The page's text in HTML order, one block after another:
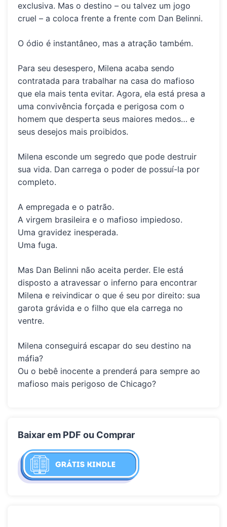
exclusiva. Mas o destino – ou talvez um jogo
cruel – a coloca frente a frente com Dan Belinni.
O ódio é instantâneo, mas a atração também.
Para seu desespero, Milena acaba sendo
contratada para trabalhar na casa do mafioso
que ela mais tenta evitar. Agora, ela está presa a
uma convivência forçada e perigosa com o
homem que desperta seus maiores medos… e
seus desejos mais proibidos.
Milena esconde um segredo que pode destruir
sua vida. Dan carrega o poder de possuí-la por
completo.
A empregada e o patrão.
A virgem brasileira e o mafioso impiedoso.
Uma gravidez inesperada.
Uma fuga.
Mas Dan Belinni não aceita perder. Ele está
disposto a atravessar o inferno para encontrar
Milena e reivindicar o que é seu por direito: sua
garota grávida e o filho que ela carrega no
ventre.
Milena conseguirá escapar do seu destino na
máfia?
Ou o bebê inocente a prenderá para sempre ao
mafioso mais perigoso de Chicago?
Baixar em PDF ou Comprar